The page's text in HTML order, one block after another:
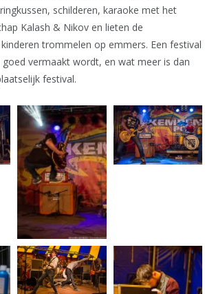
schilderen, karaoke met het
Kalash & Nikov en lieten de
trommelen op emmers. Een festival
vermaakt wordt, en wat meer is dan
festival.